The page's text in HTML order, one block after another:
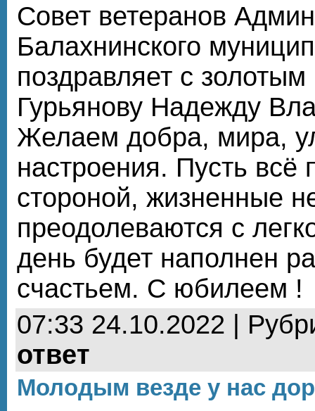
Совет ветеранов
Балахнинского
поздравляет с
Гурьянову Надежду
Желаем добра, мира,
настроения. Пусть всё
стороной, жизненные
преодолеваются с
день будет наполнен
счастьем. С юбилеем !
07:33 24.10.2022 |
ответ
Молодым везде у нас